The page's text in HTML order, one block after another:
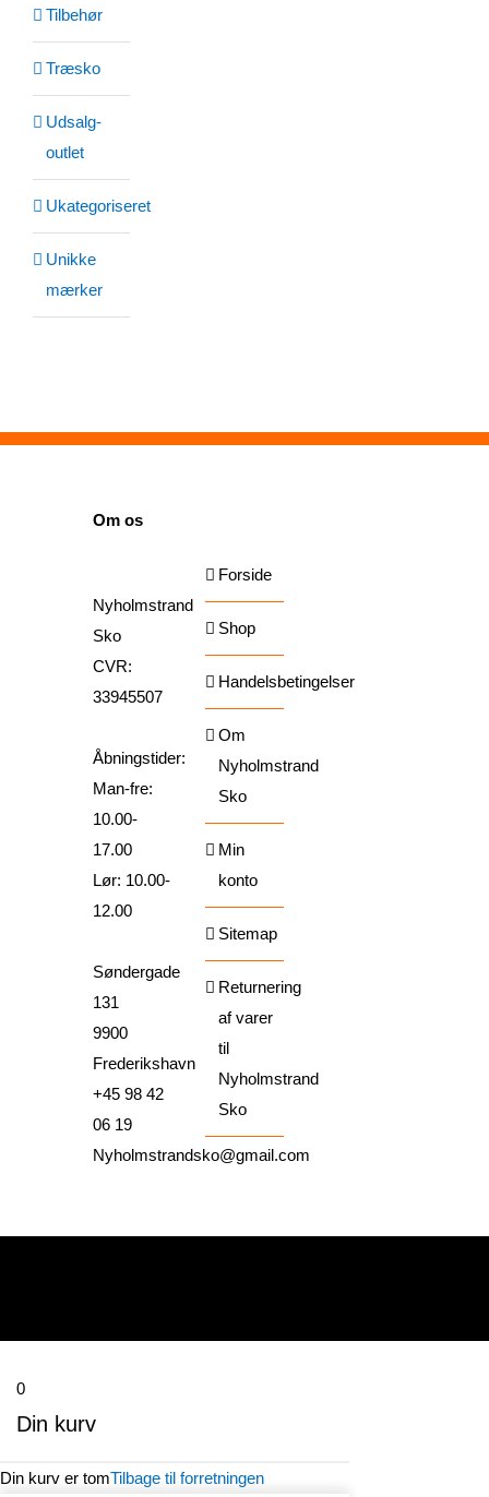
Tilbehør
Træsko
Udsalg-
outlet
Ukategoriseret
Unikke
mærker
Om os
Nyholmstrand
Sko
CVR:
33945507
Åbningstider:
Man-fre:
10.00-
17.00
Lør: 10.00-
12.00
Søndergade
131
9900
Frederikshavn
+45 98 42
06 19
Nyholmstrandsko@gmail.com
Forside
Shop
Handelsbetingelser
Om
Nyholmstrand
Sko
Min
konto
Sitemap
Returnering
af varer
til
Nyholmstrand
Sko
0
Din kurv
Din kurv er tomTilbage til forretningen